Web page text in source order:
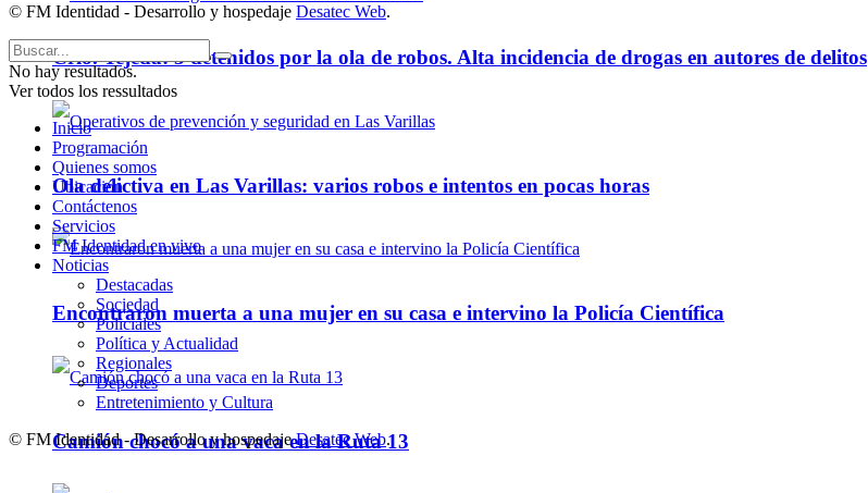
Crio. Tejeda: 3 detenidos por la ola de robos. Alta incidencia de drogas en autores de delitos
Ola delictiva en Las Varillas: varios robos e intentos en pocas horas
Encontraron muerta a una mujer en su casa e intervino la Policía Científica
Camión chocó a una vaca en la Ruta 13
© FM Identidad - Desarrollo y hospedaje Desatec Web.
No hay resultados.
Ver todos los ressultados
Inicio
Programación
Quienes somos
Ubicación
Contáctenos
Servicios
FM Identidad en vivo
Noticias
Destacadas
Sociedad
Policiales
Política y Actualidad
Regionales
Deportes
Entretenimiento y Cultura
© FM Identidad - Desarrollo y hospedajeDesatec Web.